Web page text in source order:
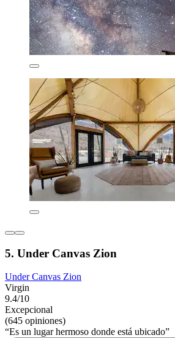
5. Under Canvas Zion
Under Canvas Zion
Virgin
9.4/10
Excepcional
(645 opiniones)
“Es un lugar hermoso donde está ubicado”